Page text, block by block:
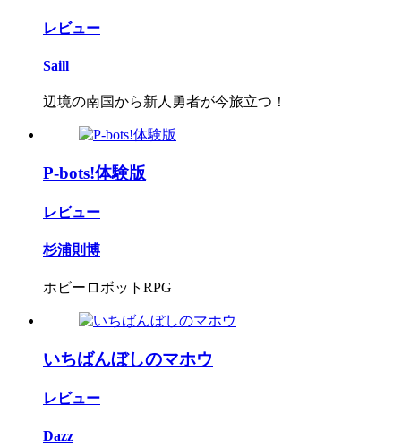
レビュー
Saill
辺境の南国から新人勇者が今旅立つ！
P-bots!体験版
レビュー
杉浦則博
ホビーロボットRPG
いちばんぼしのマホウ
レビュー
Dazz